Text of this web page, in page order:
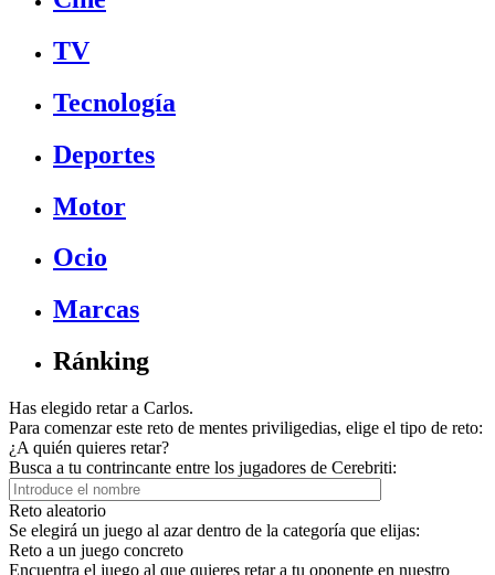
TV
Tecnología
Deportes
Motor
Ocio
Marcas
Ránking
Has elegido retar a Carlos.
Para comenzar este reto de mentes priviligedias, elige el tipo de reto:
¿A quién quieres retar?
Busca a tu contrincante entre los jugadores de Cerebriti:
Reto aleatorio
Se elegirá un juego al azar dentro de la categoría que elijas:
Reto a un juego concreto
Encuentra el juego al que quieres retar a tu oponente en nuestro